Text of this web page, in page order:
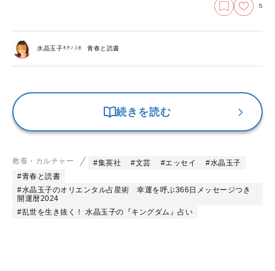
5
水晶玉子 青春と読書
続きを読む
教養・カルチャー #集英社 #文芸 #エッセイ
#水晶玉子
#青春と読書
#水晶玉子のオリエンタル占星術 幸運を呼ぶ366日メッセージつき
開運暦2024
#乱世を生き抜く！ 水晶玉子の『キングダム』占い